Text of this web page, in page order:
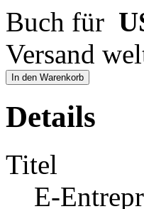
Buch für
Versand
In den Warenkorb
Details
Titel
E-